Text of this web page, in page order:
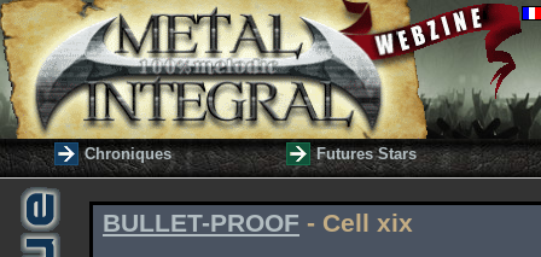
Chroniques Futures Stars
BULLET-PROOF - Cell xix